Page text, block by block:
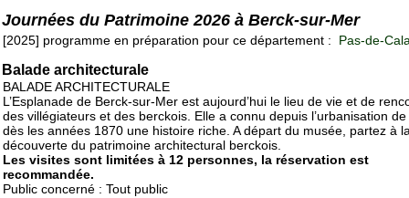
Journées du Patrimoine 2026 à Berck-sur-Mer
[2025] programme en préparation pour ce département : Pas-de-
Balade architecturale
BALADE ARCHITECTURALE
L’Esplanade de Berck-sur-Mer est aujourd’hui le lieu de vie et de
des villégiateurs et des berckois. Elle a connu depuis l’urbanisation
dès les années 1870 une histoire riche. A départ du musée, partez à
découverte du patrimoine architectural berckois.
Les visites sont limitées à 12 personnes, la réservation est
recommandée.
Public concerné : Tout public